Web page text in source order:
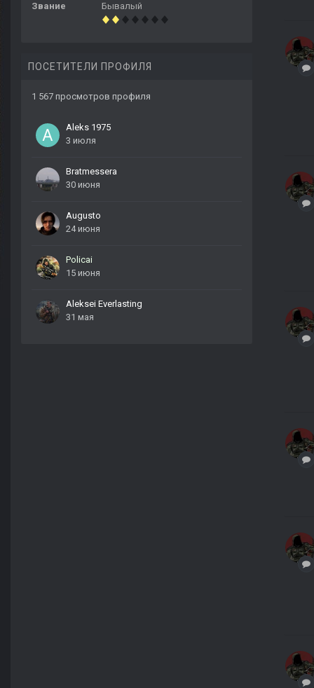
Звание Бывалый
ПОСЕТИТЕЛИ ПРОФИЛЯ
1 567 просмотров профиля
Aleks 1975
3 июля
Bratmessera
30 июня
Augusto
24 июня
Policai
15 июня
Aleksei Everlasting
31 мая